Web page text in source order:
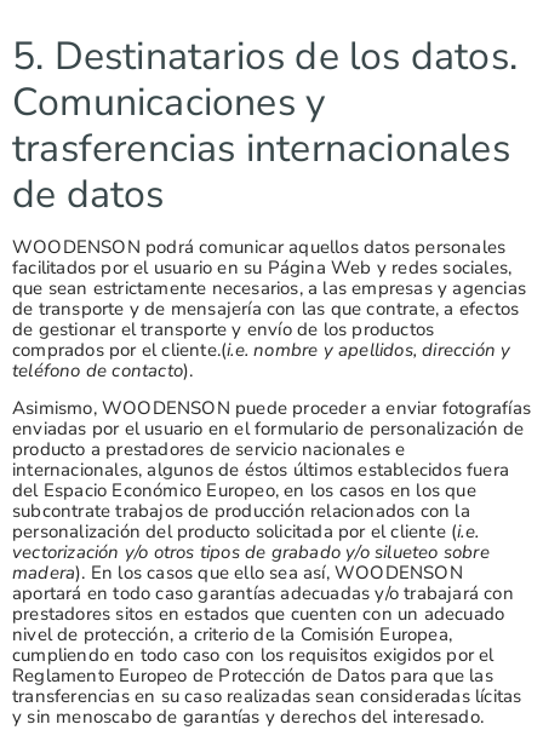
5. Destinatarios de los datos.
Comunicaciones y
trasferencias internacionales
de datos
WOODENSON podrá comunicar aquellos datos personales
facilitados por el usuario en su Página Web y redes sociales,
que sean estrictamente necesarios, a las empresas y agencias
de transporte y de mensajería con las que contrate, a efectos
de gestionar el transporte y envío de los productos
comprados por el cliente.(i.e. nombre y apellidos, dirección y
teléfono de contacto).
Asimismo, WOODENSON puede proceder a enviar fotografías
enviadas por el usuario en el formulario de personalización de
producto a prestadores de servicio nacionales e
internacionales, algunos de éstos últimos establecidos fuera
del Espacio Económico Europeo, en los casos en los que
subcontrate trabajos de producción relacionados con la
personalización del producto solicitada por el cliente (i.e.
vectorización y/o otros tipos de grabado y/o silueteo sobre
madera). En los casos que ello sea así, WOODENSON
aportará en todo caso garantías adecuadas y/o trabajará con
prestadores sitos en estados que cuenten con un adecuado
nivel de protección, a criterio de la Comisión Europea,
cumpliendo en todo caso con los requisitos exigidos por el
Reglamento Europeo de Protección de Datos para que las
transferencias en su caso realizadas sean consideradas lícitas
y sin menoscabo de garantías y derechos del interesado.